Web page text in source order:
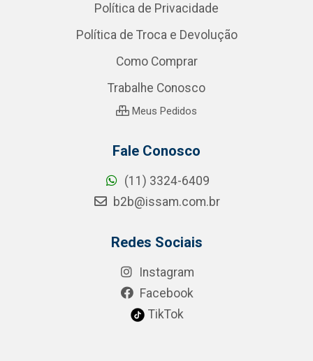
Política de Privacidade
Política de Troca e Devolução
Como Comprar
Trabalhe Conosco
Meus Pedidos
Fale Conosco
(11) 3324-6409
b2b@issam.com.br
Redes Sociais
Instagram
Facebook
TikTok